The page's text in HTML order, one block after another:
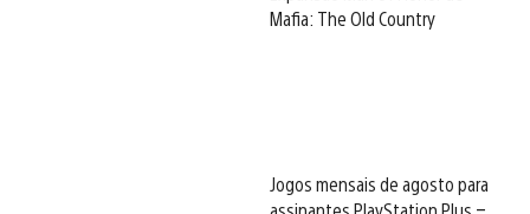
Mafia: The Old Country
Jogos mensais de agosto para